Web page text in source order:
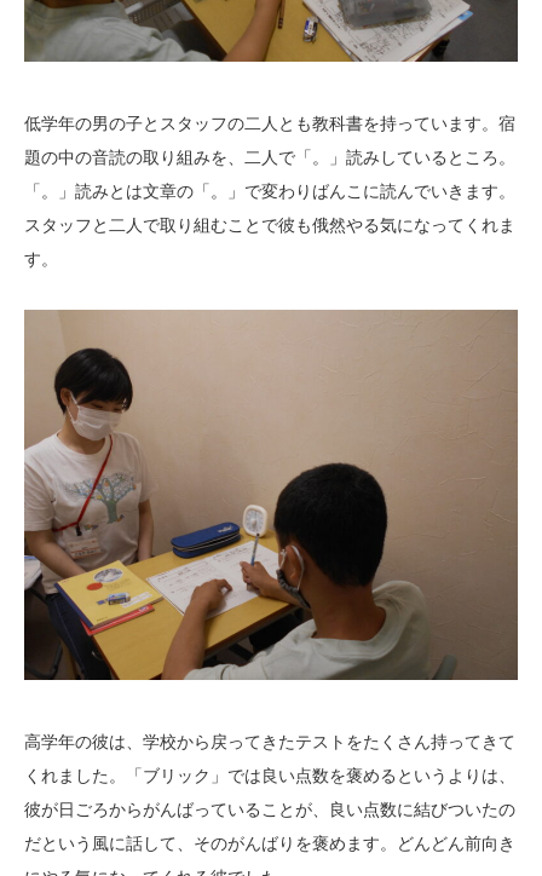
低学年の男の子とスタッフの二人とも教科書を持っています。宿
題の中の音読の取り組みを、二人で「。」読みしているところ。
「。」読みとは文章の「。」で変わりばんこに読んでいきます。
スタッフと二人で取り組むことで彼も俄然やる気になってくれま
す。
高学年の彼は、学校から戻ってきたテストをたくさん持ってきて
くれました。「ブリック」では良い点数を褒めるというよりは、
彼が日ごろからがんばっていることが、良い点数に結びついたの
だという風に話して、そのがんばりを褒めます。どんどん前向き